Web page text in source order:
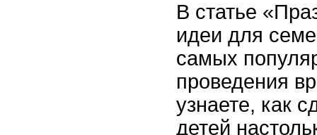
В статье
идеи для
самых
проведения
узнаете, как
детей